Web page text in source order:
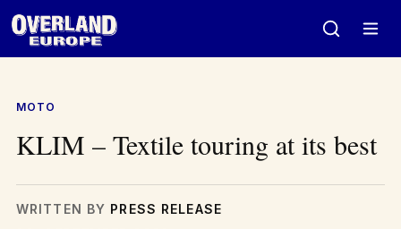
MOTO
KLIM – Textile touring at its best
WRITTEN BY PRESS RELEASE